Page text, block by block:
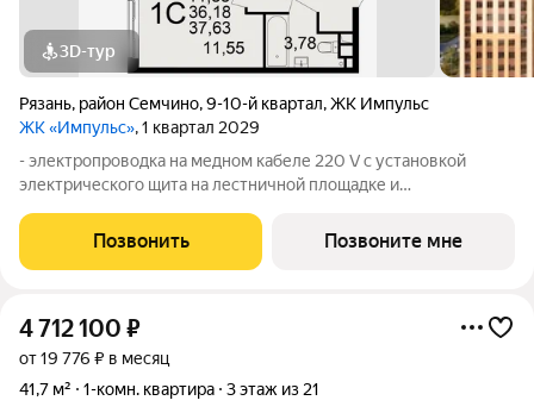
3D-тур
Рязань, район Семчино,9-10-й квартал,ЖК Импульс
ЖК «Импульс», 1 квартал 2029
- электропроводка на медном кабеле 220 V с установкой
электрического щита на лестничной площадке и
стен, кроме стен лоджий, откосов дверных и оконных
проемов, ниш прохождения стояков
Позвонить Позвоните мне
4 712 100 ₽
от 19 776 ₽ в месяц
41,7 м²
1-комн. квартира 3 этаж из 21